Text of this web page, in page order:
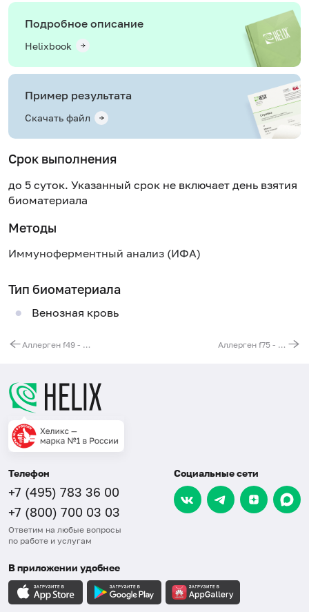
Подробное описание
Helixbook
Пример результата
Скачать файл
Срок выполнения
до 5 суток. Указанный срок не включает день взятия
биоматериала
Методы
Иммуноферментный анализ (ИФА)
Тип биоматериала
Венозная кровь
Аллерген f49 - яблоко, IgE Аллерген f75 - яичный желток, IgE
Телефон
+7 (495) 783 36 00
+7 (800) 700 03 03
Ответим на любые вопросы
по работе и услугам
Социальные сети
В приложении удобнее